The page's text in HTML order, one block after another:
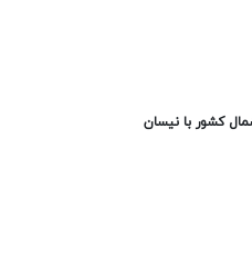
کشور با نیسان